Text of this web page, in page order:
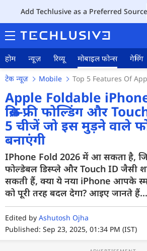
Add Techlusive as a Preferred Source
होम न्यूज़ रिव्यू मोबाइल फोन्स गेमिंग
होम
न्यूज़
रिव्यू
मोबाइल फोन्स
गेमिंग
फोटो
टेक न्यूज़ Mobile Top 5 Features Of
Apple Foldable
क्रिस-फ्री फोल्डिंग और
5 चीजें जो इस मुड़ने वाले
बनाएंगी
IPhone Fold 2026 में आ सकता है,
फोल्डेबल डिस्प्ले और Touch ID जैसी
सकती हैं, क्या ये नया iPhone आपके
को पूरी तरह बदल देगा? आइए जानते हैं...
Edited by Ashutosh Ojha
Published: Sep 23, 2025, 01:34 PM (IST)